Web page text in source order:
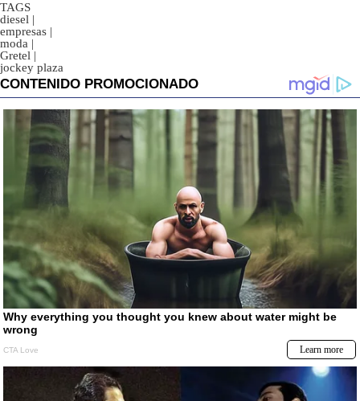
TAGS
diesel |
empresas |
moda |
Gretel |
jockey plaza